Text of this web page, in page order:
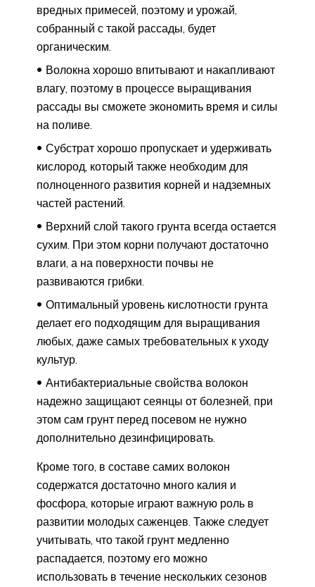
вредных примесей, поэтому и урожай,
собранный с такой рассады, будет
органическим.
Волокна хорошо впитывают и накапливают
влагу, поэтому в процессе выращивания
рассады вы сможете экономить время и силы
на поливе.
Субстрат хорошо пропускает и удерживать
кислород, который также необходим для
полноценного развития корней и надземных
частей растений.
Верхний слой такого грунта всегда остается
сухим. При этом корни получают достаточно
влаги, а на поверхности почвы не
развиваются грибки.
Оптимальный уровень кислотности грунта
делает его подходящим для выращивания
любых, даже самых требовательных к уходу
культур.
Антибактериальные свойства волокон
надежно защищают сеянцы от болезней, при
этом сам грунт перед посевом не нужно
дополнительно дезинфицировать.
Кроме того, в составе самих волокон
содержатся достаточно много калия и
фосфора, которые играют важную роль в
развитии молодых саженцев. Также следует
учитывать, что такой грунт медленно
распадается, поэтому его можно
использовать в течение нескольких сезонов